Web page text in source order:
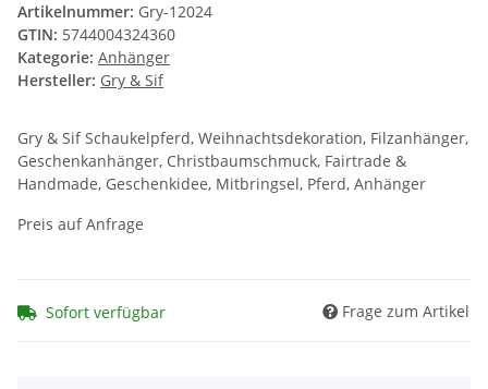
Artikelnummer: Gry-12024
GTIN: 5744004324360
Kategorie: Anhänger
Hersteller: Gry & Sif
Gry & Sif Schaukelpferd, Weihnachtsdekoration, Filzanhänger,
Geschenkanhänger, Christbaumschmuck, Fairtrade &
Handmade, Geschenkidee, Mitbringsel, Pferd, Anhänger
Preis auf Anfrage
Sofort verfügbar Frage zum Artikel